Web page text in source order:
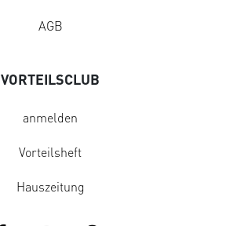
AGB
VORTEILSCLUB
anmelden
Vorteilsheft
Hauszeitung